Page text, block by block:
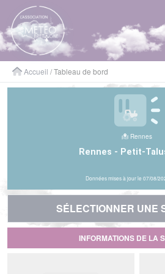
Accueil / Tableau de bord
Rennes
Rennes - Petit-
Données mises à jour le 07/08/
SÉLECTIONNER UNE STATION
SÉLECTIONNER UNE
INFORMATIONS DE LA
Panneau de gestion des cookies